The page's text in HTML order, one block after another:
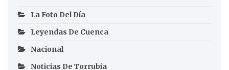
La Foto Del Día
Leyendas De Cuenca
Nacional
Noticias De Torrubia